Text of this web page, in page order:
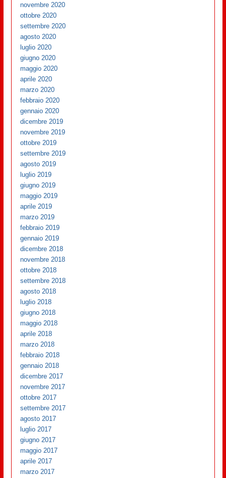
novembre 2020
ottobre 2020
settembre 2020
agosto 2020
luglio 2020
giugno 2020
maggio 2020
aprile 2020
marzo 2020
febbraio 2020
gennaio 2020
dicembre 2019
novembre 2019
ottobre 2019
settembre 2019
agosto 2019
luglio 2019
giugno 2019
maggio 2019
aprile 2019
marzo 2019
febbraio 2019
gennaio 2019
dicembre 2018
novembre 2018
ottobre 2018
settembre 2018
agosto 2018
luglio 2018
giugno 2018
maggio 2018
aprile 2018
marzo 2018
febbraio 2018
gennaio 2018
dicembre 2017
novembre 2017
ottobre 2017
settembre 2017
agosto 2017
luglio 2017
giugno 2017
maggio 2017
aprile 2017
marzo 2017